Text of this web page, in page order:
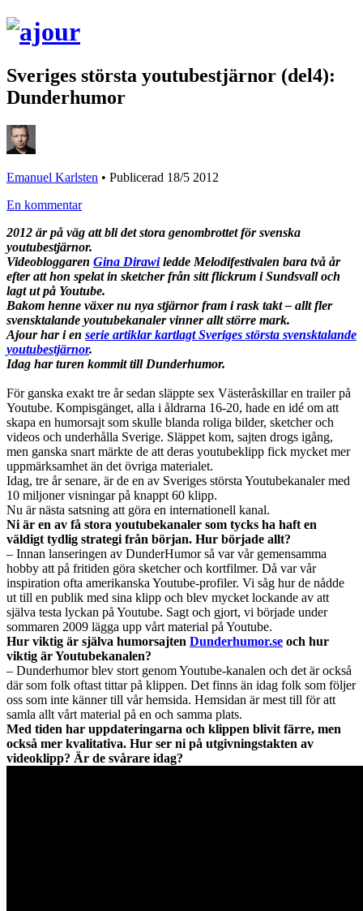
Sveriges största youtubestjärnor (del4):
Dunderhumor
Emanuel Karlsten • Publicerad 18/5 2012
En kommentar
2012 är på väg att bli det stora genombrottet för svenska
youtubestjärnor.
Videobloggaren Gina Dirawiledde Melodifestivalen bara två år
efter att hon spelat in sketcher från sitt flickrum i Sundsvall och
lagt ut på Youtube.
Bakom henne växer nu nya stjärnor fram i rask takt – allt fler
svensktalande youtubekanaler vinner allt större mark.
Ajour har i en serie artiklar kartlagt Sveriges största svensktalande
youtubestjärnor.
Idag har turen kommit till Dunderhumor.
För ganska exakt tre år sedan släppte sex Västeråskillar en trailer på
Youtube. Kompisgänget, alla i åldrarna 16-20, hade en idé om att
skapa en humorsajt som skulle blanda roliga bilder, sketcher och
videos och underhålla Sverige. Släppet kom, sajten drogs igång,
men ganska snart märkte de att deras youtubeklipp fick mycket mer
uppmärksamhet än det övriga materialet.
Idag, tre år senare, är de en av Sveriges största Youtubekanaler med
10 miljoner visningar på knappt 60 klipp.
Nu är nästa satsning att göra en internationell kanal.
Ni är en av få stora youtubekanaler som tycks ha haft en
väldigt tydlig strategi från början. Hur började allt?
– Innan lanseringen av DunderHumor så var vår gemensamma
hobby att på fritiden göra sketcher och kortfilmer. Då var vår
inspiration ofta amerikanska Youtube-profiler. Vi såg hur de nådde
ut till en publik med sina klipp och blev mycket lockande av att
själva testa lyckan på Youtube. Sagt och gjort, vi började under
sommaren 2009 lägga upp vårt material på Youtube.
Hur viktig är själva humorsajten Dunderhumor.se och hur
viktig är Youtubekanalen?
– Dunderhumor blev stort genom Youtube-kanalen och det är också
där som folk oftast tittar på klippen. Det finns än idag folk som följer
oss som inte känner till vår hemsida. Hemsidan är mest till för att
samla allt vårt material på en och samma plats.
Med tiden har uppdateringarna och klippen blivit färre, men
också mer kvalitativa. Hur ser ni på utgivningstakten av
videoklipp? Är de svårare idag?